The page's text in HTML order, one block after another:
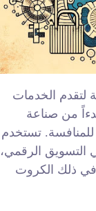
لتقدم الخدمات
من صناعة
للمنافسة. تستخدم
التسويق الرقمي،
في ذلك الكروت